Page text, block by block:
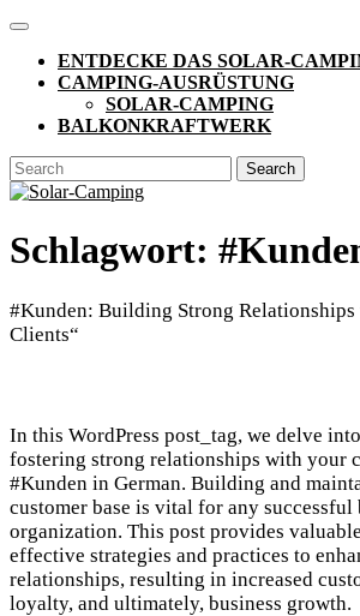
Skip
content
Open
ButtonENTDECKE DAS SOLAR-
CAMPING-AUSRÜSTUNG
SOLAR-CAMPING
BALKONKRAFTWERK
CLOSE
BUTTON
Search
for:
Schlagwort:
#Kunden: Building Strong Relationships
Clients“
In this WordPress post_tag, we delve
fostering strong relationships with your
#Kunden in German. Building and
customer base is vital for any successful
organization. This post provides
effective strategies and practices to
relationships, resulting in increased
loyalty, and ultimately, business growth.